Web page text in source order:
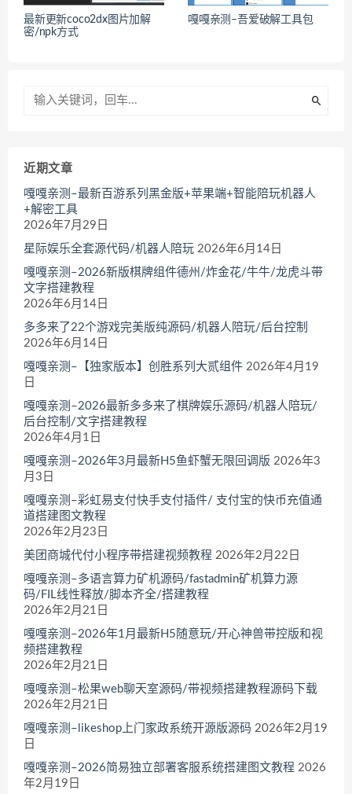
最新更新coco2dx图片加解
密/npk方式
嘎嘎亲测–吾爱破解工具包
近期文章
嘎嘎亲测–最新百游系列黑金版+苹果端+智能陪玩机器人
+解密工具
2026年7月29日
星际娱乐全套源代码/机器人陪玩 2026年6月14日
嘎嘎亲测–2026新版棋牌组件德州/炸金花/牛牛/龙虎斗带
文字搭建教程
2026年6月14日
多多来了22个游戏完美版纯源码/机器人陪玩/后台控制
2026年6月14日
嘎嘎亲测–【独家版本】创胜系列大贰组件 2026年4月19
日
嘎嘎亲测–2026最新多多来了棋牌娱乐源码/机器人陪玩/
后台控制/文字搭建教程
2026年4月1日
嘎嘎亲测–2026年3月最新H5鱼虾蟹无限回调版 2026年3
月3日
嘎嘎亲测–彩虹易支付快手支付插件/ 支付宝的快币充值通
道搭建图文教程
2026年2月23日
美团商城代付小程序带搭建视频教程 2026年2月22日
嘎嘎亲测–多语言算力矿机源码/fastadmin矿机算力源
码/FIL线性释放/脚本齐全/搭建教程
2026年2月21日
嘎嘎亲测–2026年1月最新H5随意玩/开心神兽带控版和视
频搭建教程
2026年2月21日
嘎嘎亲测–松果web聊天室源码/带视频搭建教程源码下载
2026年2月21日
嘎嘎亲测–likeshop上门家政系统开源版源码 2026年2月19
日
嘎嘎亲测–2026简易独立部署客服系统搭建图文教程 2026
年2月19日